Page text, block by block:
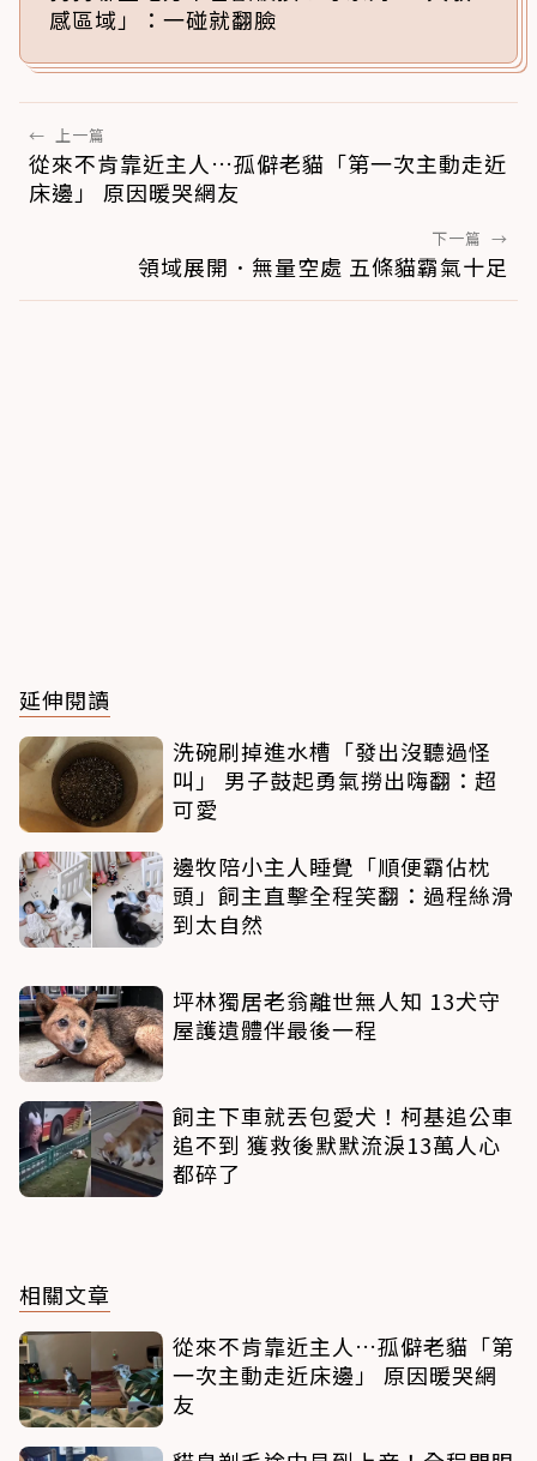
感區域」：一碰就翻臉
← 上一篇
從來不肯靠近主人…孤僻老貓「第一次主動走近
床邊」 原因暖哭網友
下一篇 →
領域展開．無量空處 五條貓霸氣十足
延伸閱讀
洗碗刷掉進水槽「發出沒聽過怪
叫」 男子鼓起勇氣撈出嗨翻：超
可愛
邊牧陪小主人睡覺「順便霸佔枕
頭」飼主直擊全程笑翻：過程絲滑
到太自然
坪林獨居老翁離世無人知 13犬守
屋護遺體伴最後一程
飼主下車就丟包愛犬！柯基追公車
追不到 獲救後默默流淚13萬人心
都碎了
相關文章
從來不肯靠近主人…孤僻老貓「第
一次主動走近床邊」 原因暖哭網
友